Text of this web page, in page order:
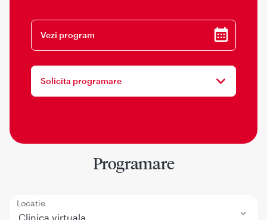
Vezi program
Solicita programare
Programare
Locatie
Clinica virtuala